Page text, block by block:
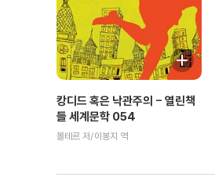
캉디드 혹은 낙관주의 - 열린책
들 세계문학 054
볼테르 저/이봉지 역